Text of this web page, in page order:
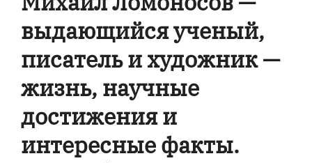
выдающийся ученый,
писатель и художник —
жизнь, научные
достижения и
интересные факты.